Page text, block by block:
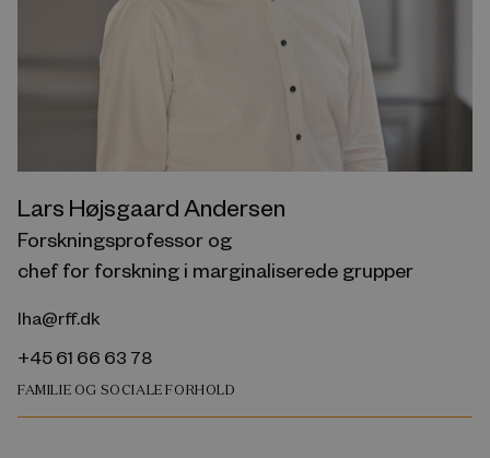
Lars Højsgaard Andersen
Forskningsprofessor og
chef for forskning i marginaliserede grupper
lha@rff.dk
+45 61 66 63 78
FAMILIE OG SOCIALE FORHOLD